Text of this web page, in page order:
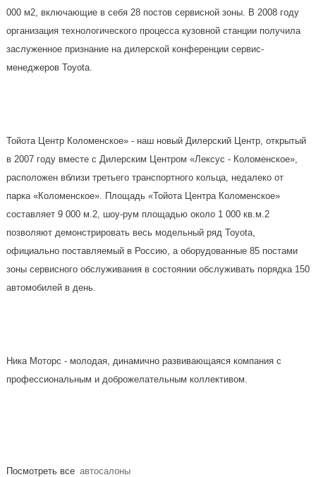
000 м2, включающие в себя 28 постов сервисной зоны. В 2008 году
организация технологического процесса кузовной станции получила
заслуженное признание на дилерской конференции сервис-
менеджеров Toyota.
Тойота Центр Коломенское» - наш новый Дилерский Центр, открытый
в 2007 году вместе с Дилерским Центром «Лексус - Коломенское»,
расположен вблизи третьего транспортного кольца, недалеко от
парка «Коломенское». Площадь «Тойота Центра Коломенское»
составляет 9 000 м.2, шоу-рум площадью около 1 000 кв.м.2
позволяют демонстрировать весь модельный ряд Toyota,
официально поставляемый в Россию, а оборудованные 85 постами
зоны сервисного обслуживания в состоянии обслуживать порядка 150
автомобилей в день.
Ника Моторс - молодая, динамично развивающаяся компания с
профессиональным и доброжелательным коллективом.
Посмотреть все автосалоны